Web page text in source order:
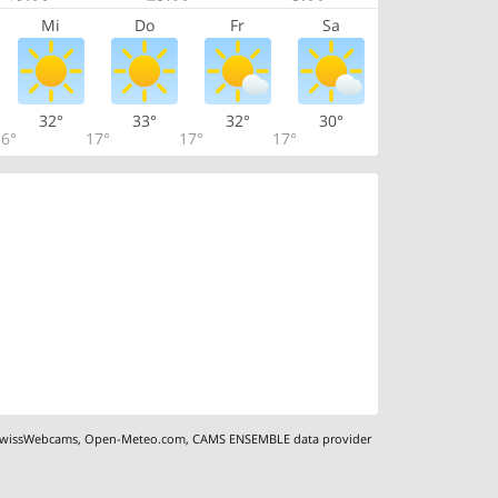
Mi Do Fr Sa
32°
17°
33°
17°
32°
17°
30°
,Open-Meteo.com,CAMS ENSEMBLE data provider